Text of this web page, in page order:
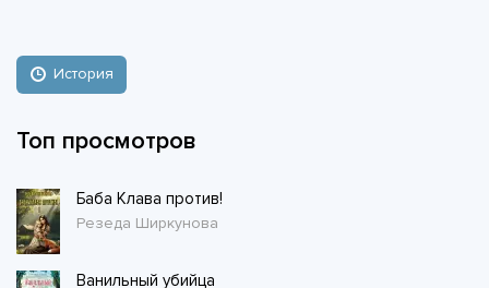
История
Топ просмотров
Баба Клава против!
Резеда Ширкунова
Ванильный убийца